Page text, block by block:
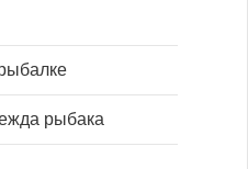
рыбака